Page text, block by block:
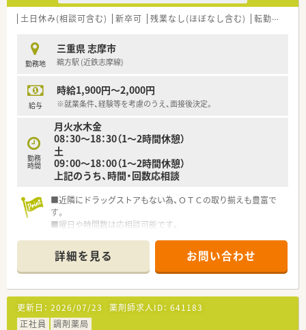
土日休み(相談可含む) 新卒可 残業なし(ほぼなし含む) 転勤なし
勤務地
三重県 志摩市
鵜方駅 (近鉄志摩線)
給与
時給1,900円～2,000円
※就業条件、経験等を考慮のうえ、面接後決定。
勤務
時間
月火水木金
08：30～18：30（1～2時間休憩）
土
09：00～18：00（1～2時間休憩）
上記のうち、時間・回数応相談
■近隣にドラッグストアもない為、ＯＴＣの取り揃えも豊富で
す。
■曜日や時間数は応相談可能です。
詳細を見る お問い合わせ
更新日： 2026/07/23 薬剤師求人ID： 641183
正社員
調剤薬局